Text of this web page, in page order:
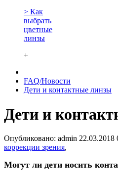
> Как
выбрать
цветные
линзы
+
FAQ/Новости
Дети и контактные линзы
Дети и
Опубликовано: admin 22.03.2018
коррекции зрения,
Могут ли дети носить